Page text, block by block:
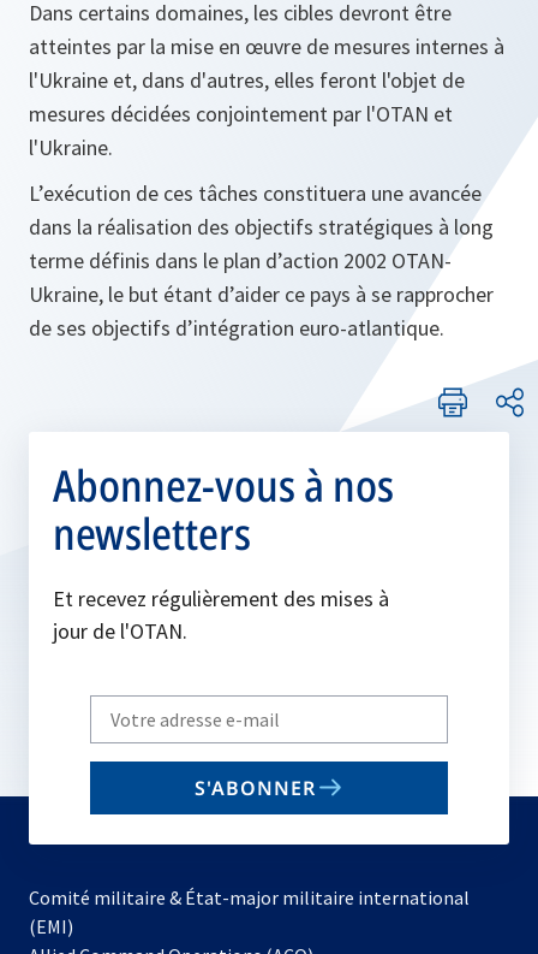
Dans certains domaines, les cibles devront être
atteintes par la mise en œuvre de mesures internes à
l'Ukraine et, dans d'autres, elles feront l'objet de
mesures décidées conjointement par l'OTAN et
l'Ukraine.
L’exécution de ces tâches constituera une avancée
dans la réalisation des objectifs stratégiques à long
terme définis dans le plan d’action 2002 OTAN-
Ukraine, le but étant d’aider ce pays à se rapprocher
de ses objectifs d’intégration euro-atlantique.
Abonnez-vous à nos
newsletters
Et recevez régulièrement des mises à
jour de l'OTAN.
Write
your
email
S'ABONNER
Comité militaire & État-major militaire international
(EMI)